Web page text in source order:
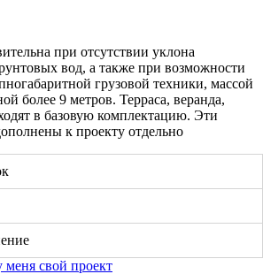
при отсутствии уклона
вод, а также при возможности
грузовой техники, массой
более 9 метров. Терраса, веранда,
в базовую комплектацию. Эти
к проекту отдельно
меня свой проект